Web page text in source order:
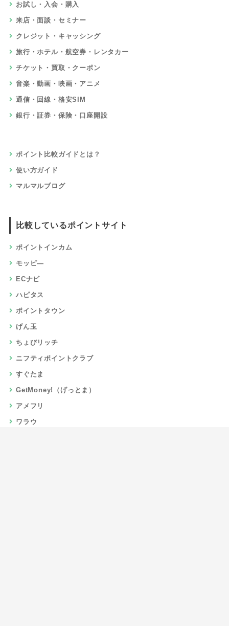
お試し・入会・購入
来店・面談・セミナー
クレジット・キャッシング
旅行・ホテル・航空券・レンタカー
チケット・買取・クーポン
音楽・動画・映画・アニメ
通信・回線・格安SIM
銀行・証券・保険・口座開設
ポイント比較ガイドとは？
使い方ガイド
マルマルブログ
比較しているポイントサイト
ポイントインカム
モッピ―
ECナビ
ハピタス
ポイントタウン
げん玉
ちょびリッチ
ニフティポイントクラブ
すぐたま
GetMoney!（げっとま）
アメフリ
ワラウ